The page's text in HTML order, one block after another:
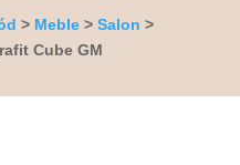
> Meble> Salon >
Cube GM